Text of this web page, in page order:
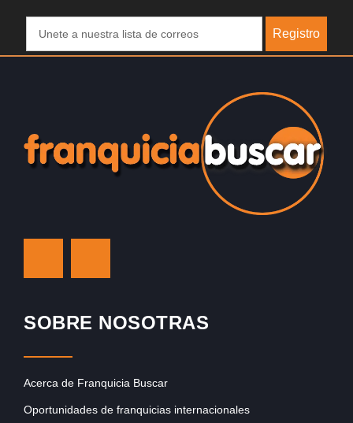
Registro
SOBRE NOSOTRAS
Acerca de Franquicia Buscar
Oportunidades de franquicias internacionales